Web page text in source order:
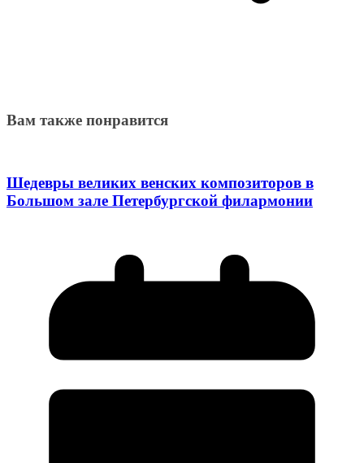
Вам также понравится
Шедевры великих венских композиторов в
Большом зале Петербургской филармонии